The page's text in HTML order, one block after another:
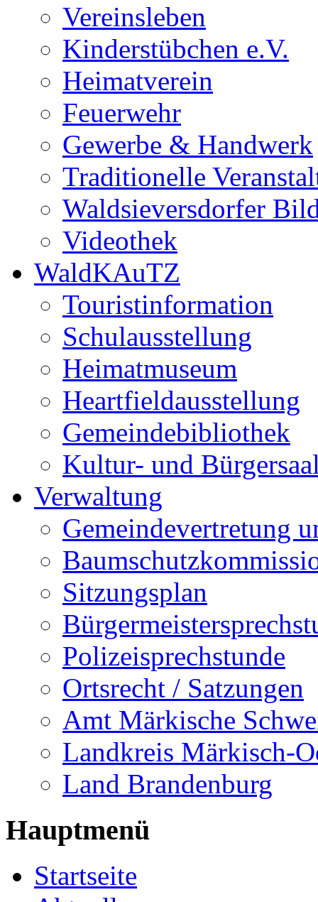
Vereinsleben
Kinderstübchen e.V.
Heimatverein
Feuerwehr
Gewerbe & Handwerk
Traditionelle
Waldsieversdorfer
Videothek
WaldKAuTZ
Touristinformation
Schulausstellung
Heimatmuseum
Heartfieldausstellung
Gemeindebibliothek
Kultur- und
Verwaltung
Gemeindevertretung
Sitzungsplan
Polizeisprechstunde
Ortsrecht / Satzungen
Amt Märkische
Landkreis Märkisch-
Land Brandenburg
Hauptmenü
Startseite